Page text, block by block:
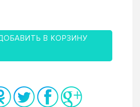
В КОРЗИНУ